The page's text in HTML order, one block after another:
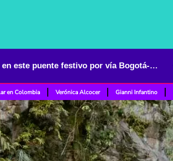
Dan anuncio para los conductores que viajan en este puente festivo por vía Bogotá-Girardot
en Colombia Verónica Alcocer Gianni Infantino